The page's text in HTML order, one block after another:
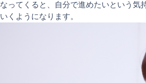
なってくると、自分で進めたいという気
いくようになります。